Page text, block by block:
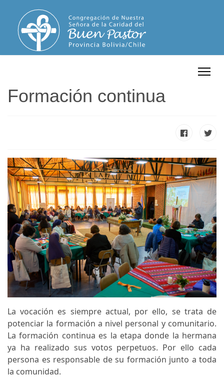
Formación continua
La vocación es siempre actual, por ello, se trata de
potenciar la formación a nivel personal y comunitario.
La formación continua es la etapa donde la hermana
ya ha realizado sus votos perpetuos. Por ello cada
persona es responsable de su formación junto a toda
la comunidad.